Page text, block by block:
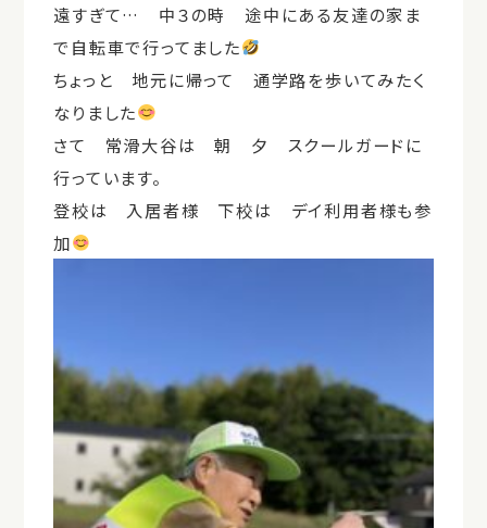
遠すぎて… 中３の時 途中にある友達の家ま
で自転車で行ってました
ちょっと 地元に帰って 通学路を歩いてみたく
なりました
さて 常滑大谷は 朝 夕 スクールガードに
行っています。
登校は 入居者様 下校は デイ利用者様も参
加